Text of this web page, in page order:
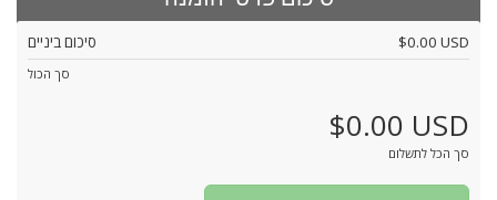
סיכום ביניים $0.00 USD
סך הכול
$0.00 USD
סך הכל לתשלום